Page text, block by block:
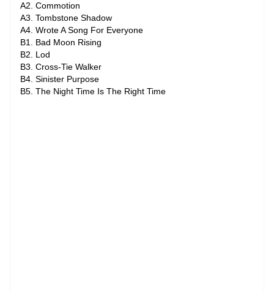
A2. Commotion
A3. Tombstone Shadow
A4. Wrote A Song For Everyone
B1. Bad Moon Rising
B2. Lod
B3. Cross-Tie Walker
B4. Sinister Purpose
B5. The Night Time Is The Right Time